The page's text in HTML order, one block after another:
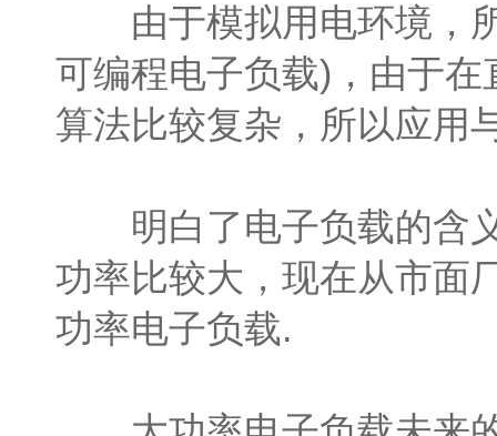
由于模拟用电环境，所
可编程电子负载)，由于
算法比较复杂，所以应用
明白了电子负载的含义
功率比较大，现在从市面
功率电子负载.